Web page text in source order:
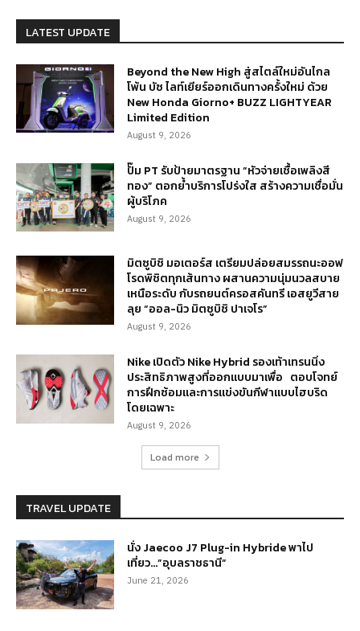
LATEST UPDATE
Beyond the New High สู่สไตล์ใหม่อันไกล
โพ้น บัซ ไลท์เยียร์ออกเดินทางครั้งใหม่ ด้วย
New Honda Giorno+ BUZZ LIGHTYEAR
Limited Edition
August 9, 2026
ปั๊ม PT รับป้ายมาตรฐาน “หัวจ่ายเชื้อเพลิงสี
ทอง” ตอกย้ำบริการโปร่งใส สร้างความเชื่อมั่น
ผู้บริโภค
August 9, 2026
มิตซูบิชิ มอเตอร์ส เตรียมปล่อยสมรรถนะออฟ
โรดพิชิตทุกเส้นทาง ผสานความนุ่มนวลสบาย
เหนือระดับ กับรถยนต์ครอสคันทรี เอสยูวีสาย
ลุย “ออล-นิว มิตซูบิชิ ปาเจโร”
August 9, 2026
Nike เปิดตัว Nike Hybrid รองเท้าเทรนนิ่ง
ประสิทธิภาพสูงที่ออกแบบมาเพื่อ ตอบโจทย์
การฝึกซ้อมและการแข่งขันกีฬาแบบไฮบริด
โดยเฉพาะ
August 9, 2026
Load more
TRAVEL UPDATE
นั่ง Jaecoo J7 Plug-in Hybride พาไป
เที่ยว…”อุบลราชธานี”
June 21, 2026